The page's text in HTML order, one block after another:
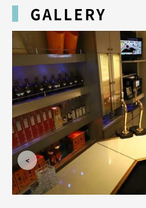
朗会計ですので安心して楽しんでくださ
呑んで歌って楽しい時間を一緒に過ごし
これから皆様と一緒に成長していけ
バー『ユグドラシル』をよろしくお願
ちしております。
GALLERY